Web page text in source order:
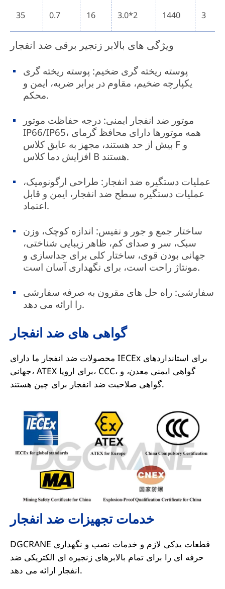
35 0.7 16 3.0*2 1440 3
ویژگی های بالابر زنجیر برقی ضد انفجار
پوسته ریخته گری ضخیم: پوسته ریخته گری
یکپارچه ضخیم، مقاوم در برابر ضربه، ایمن و
محکم.
موتور ضد انفجار ایمنی: درجه حفاظت موتور
IP66/IP65، همه موتورها دارای محافظ گرمای
بیش از حد هستند، مجهز به عایق کلاس F و
افزایش دما کلاس B هستند.
عملیات دستگیره ضد انفجار: طراحی ارگونومیک،
عملیات دستگیره سطح ضد انفجار، ایمن و قابل
اعتماد.
ساختار جمع و جور و نفیس: اندازه کوچک، وزن
سبک، سر و صدای کم، ظاهر زیبایی شناختی،
جهانی بودن قوی، ساختار کلی برای جداسازی و
مونتاژ راحت است، برای نگهداری آسان است.
سفارشی: راه حل های مقرون به صرفه سفارشی
را ارائه می دهد.
گواهی های ضد انفجار
محصولات ضد انفجار ما دارای IECEx برای استانداردهای
جهانی، ATEX برای اروپا، CCC، گواهی ایمنی معدن، و
گواهی صلاحیت ضد انفجار برای چین هستند.
خدمات تجهیزات ضد انفجار
DGCRANE قطعات یدکی لازم و خدمات نصب و نگهداری
حرفه ای را برای تمام بالابرهای زنجیره ای الکتریکی ضد
انفجار ارائه می دهد.